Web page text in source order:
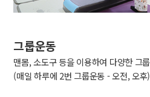
그룹운동
맨몸, 소도구 등을 이용하여 다양한 그
(매일 하루에 2번 그룹운동 - 오전, 오후)